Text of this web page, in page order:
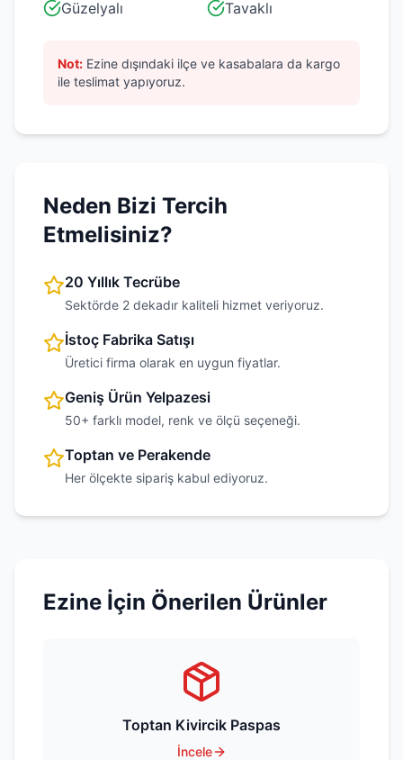
Güzelyalı
Tavaklı
Not: Ezine dışındaki ilçe ve kasabalara da kargo
ile teslimat yapıyoruz.
Neden Bizi Tercih
Etmelisiniz?
20 Yıllık Tecrübe
Sektörde 2 dekadır kaliteli hizmet veriyoruz.
İstoç Fabrika Satışı
Üretici firma olarak en uygun fiyatlar.
Geniş Ürün Yelpazesi
50+ farklı model, renk ve ölçü seçeneği.
Toptan ve Perakende
Her ölçekte sipariş kabul ediyoruz.
Ezine İçin Önerilen Ürünler
Toptan Kivircik Paspas
İncele